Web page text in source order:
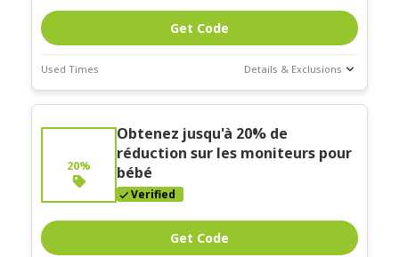
Get Code
Used Times Details & Exclusions
Deal Stats
Expires:
20%
Obtenez jusqu'à 20% de
réduction sur les moniteurs pour
bébé
Verified
Get Code